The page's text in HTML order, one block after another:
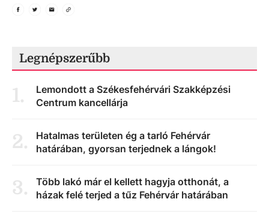
Legnépszerűbb
1.
Lemondott a Székesfehérvári Szakképzési
Centrum kancellárja
2.
Hatalmas területen ég a tarló Fehérvár
határában, gyorsan terjednek a lángok!
3.
Több lakó már el kellett hagyja otthonát, a
házak felé terjed a tűz Fehérvár határában